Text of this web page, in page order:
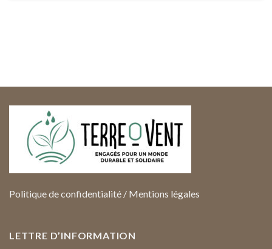
Politique de confidentialité/ Mentions légales
LETTRE D’INFORMATION